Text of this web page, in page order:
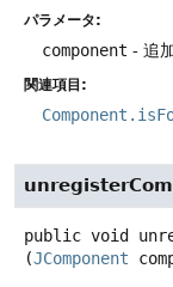
パラメータ:
component - 追
関連項目:
public void
(JComponent